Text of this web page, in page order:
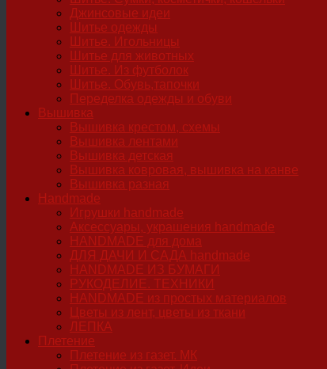
Джинсовые идеи
Шитье одежды
Шитье. Игольницы
Шитье для животных
Шитье. Из футболок
Шитье. Обувь,тапочки
Переделка одежды и обуви
Вышивка
Вышивка крестом, схемы
Вышивка лентами
Вышивка детская
Вышивка ковровая, вышивка на канве
Вышивка разная
Handmade
Игрушки handmade
Аксессуары, украшения handmade
HANDMADE для дома
ДЛЯ ДАЧИ И САДА handmade
HANDMADE ИЗ БУМАГИ
РУКОДЕЛИЕ. ТЕХНИКИ
HANDMADE из простых материалов
Цветы из лент, цветы из ткани
ЛЕПКА
Плетение
Плетение из газет. МК